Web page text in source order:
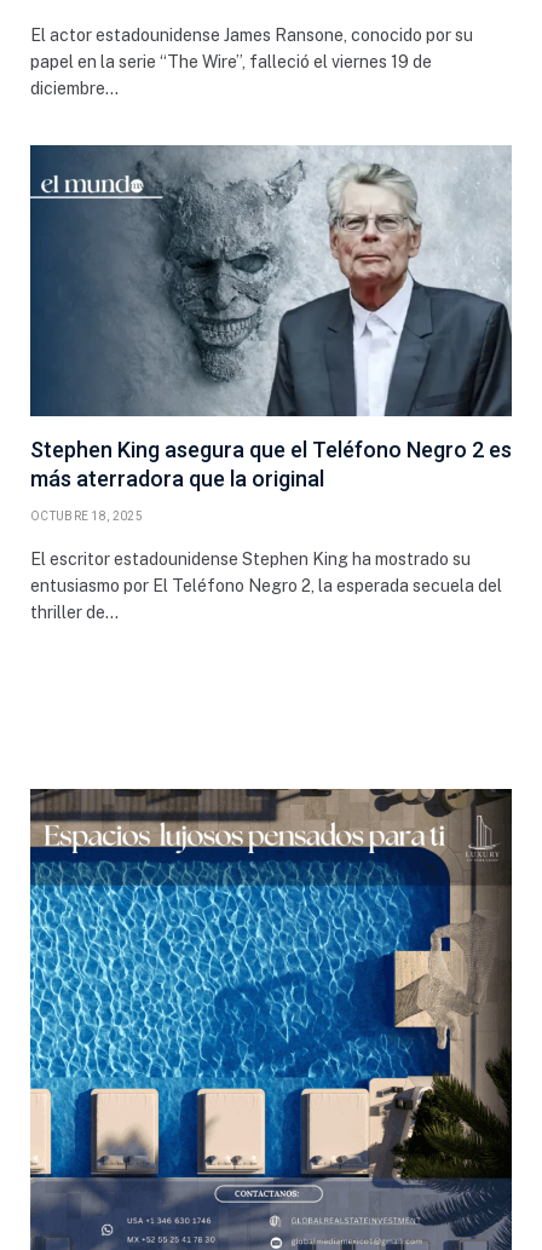
El actor estadounidense James Ransone, conocido por su
papel en la serie “The Wire”, falleció el viernes 19 de
diciembre…
Stephen King asegura que el Teléfono Negro 2 es
más aterradora que la original
OCTUBRE 18, 2025
El escritor estadounidense Stephen King ha mostrado su
entusiasmo por El Teléfono Negro 2, la esperada secuela del
thriller de…